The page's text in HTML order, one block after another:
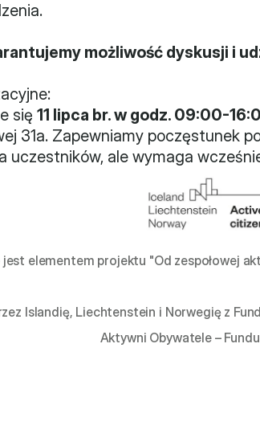
możliwość dyskusji i
się 11 lipca br. w godz. 09:00-
31a. Zapewniamy poczęstunek
uczestników, ale wymaga
Islandię, Liechtenstein i Norwegię z
Aktywni Obywatele –